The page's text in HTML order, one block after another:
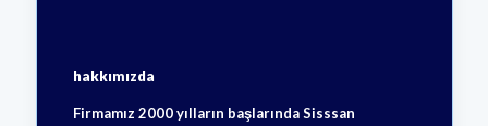
hakkımızda
Firmamız 2000 yılların başlarında Sisssan